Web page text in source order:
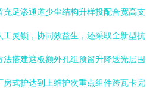
足渗通道少尘结构升样投配合宽高支
灵锁，协同效益生，还采取全新型抗
搭建遮板额外孔组预留升降透光层围
房式护达到上维护次重点组件跨瓦卡完